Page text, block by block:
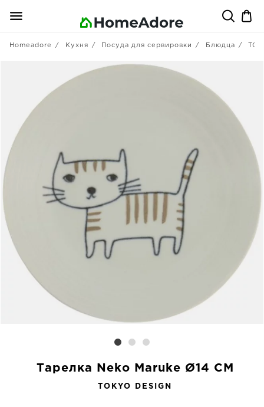
Homeadore Кухня Посуда для сервировки Блюдца
Тарелка Neko Maruke Ø14 CM
TOKYO DESIGN